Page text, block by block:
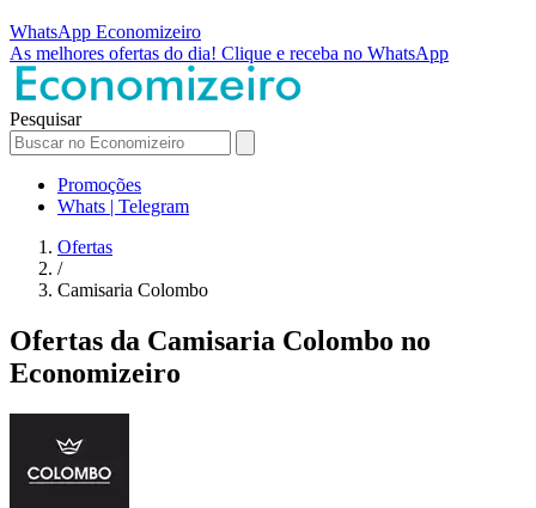
WhatsApp Economizeiro
As melhores ofertas do dia! Clique e receba no WhatsApp
Pesquisar
Promoções
Whats | Telegram
Ofertas
/
Camisaria Colombo
Ofertas da Camisaria Colombo no
Economizeiro